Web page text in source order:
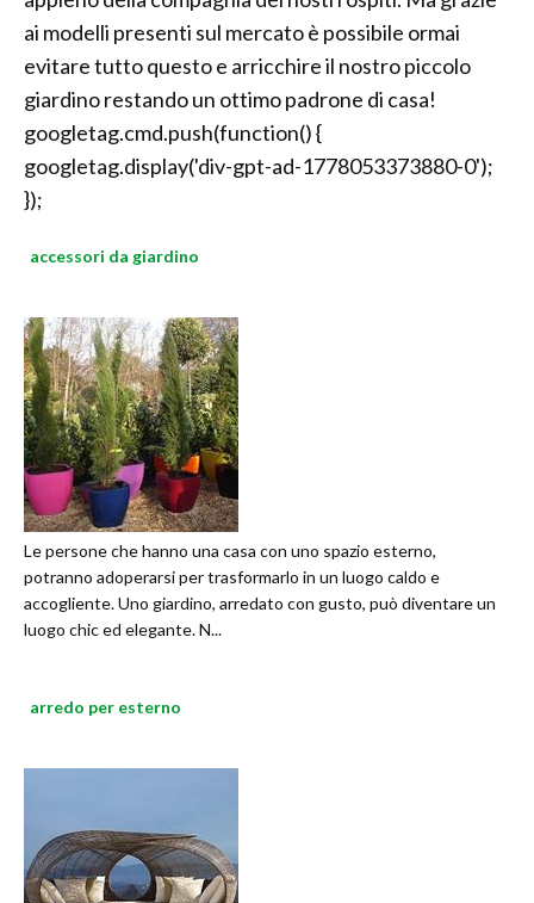
ai modelli presenti sul mercato è possibile ormai
evitare tutto questo e arricchire il nostro piccolo
giardino restando un ottimo padrone di casa!
googletag.cmd.push(function() {
googletag.display('div-gpt-ad-1778053373880-0');
});
accessori da giardino
Le persone che hanno una casa con uno spazio esterno,
potranno adoperarsi per trasformarlo in un luogo caldo e
accogliente. Uno giardino, arredato con gusto, può diventare un
luogo chic ed elegante. N...
arredo per esterno